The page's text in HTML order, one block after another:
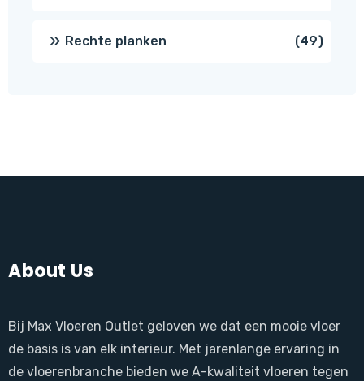
Rechte planken 4949
About Us
Bij Max Vloeren Outlet geloven we dat een mooie vloer
de basis is van elk interieur. Met jarenlange ervaring in
de vloerenbranche bieden we A-kwaliteit vloeren tegen